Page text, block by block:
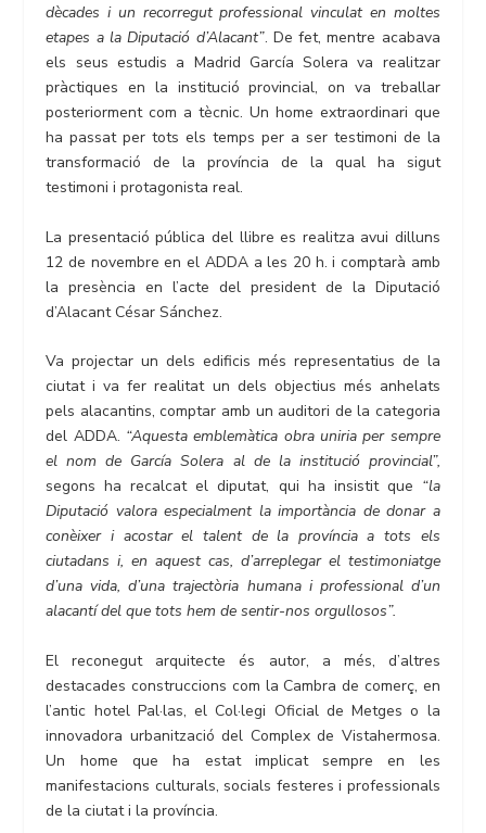
dècades i un recorregut professional vinculat en moltes
etapes a la Diputació d’Alacant”. De fet, mentre acabava
els seus estudis a Madrid García Solera va realitzar
pràctiques en la institució provincial, on va treballar
posteriorment com a tècnic. Un home extraordinari que
ha passat per tots els temps per a ser testimoni de la
transformació de la província de la qual ha sigut
testimoni i protagonista real.
La presentació pública del llibre es realitza avui dilluns
12 de novembre en el ADDA a les 20 h. i comptarà amb
la presència en l’acte del president de la Diputació
d’Alacant César Sánchez.
Va projectar un dels edificis més representatius de la
ciutat i va fer realitat un dels objectius més anhelats
pels alacantins, comptar amb un auditori de la categoria
del ADDA. “Aquesta emblemàtica obra uniria per sempre
el nom de García Solera al de la institució provincial”,
segons ha recalcat el diputat, qui ha insistit que “la
Diputació valora especialment la importància de donar a
conèixer i acostar el talent de la província a tots els
ciutadans i, en aquest cas, d’arreplegar el testimoniatge
d’una vida, d’una trajectòria humana i professional d’un
alacantí del que tots hem de sentir-nos orgullosos”.
El reconegut arquitecte és autor, a més, d’altres
destacades construccions com la Cambra de comerç, en
l’antic hotel Pal·las, el Col·legi Oficial de Metges o la
innovadora urbanització del Complex de Vistahermosa.
Un home que ha estat implicat sempre en les
manifestacions culturals, socials festeres i professionals
de la ciutat i la província.